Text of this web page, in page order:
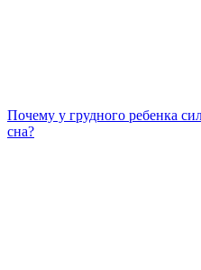
Почему у грудного ребенка
сна?